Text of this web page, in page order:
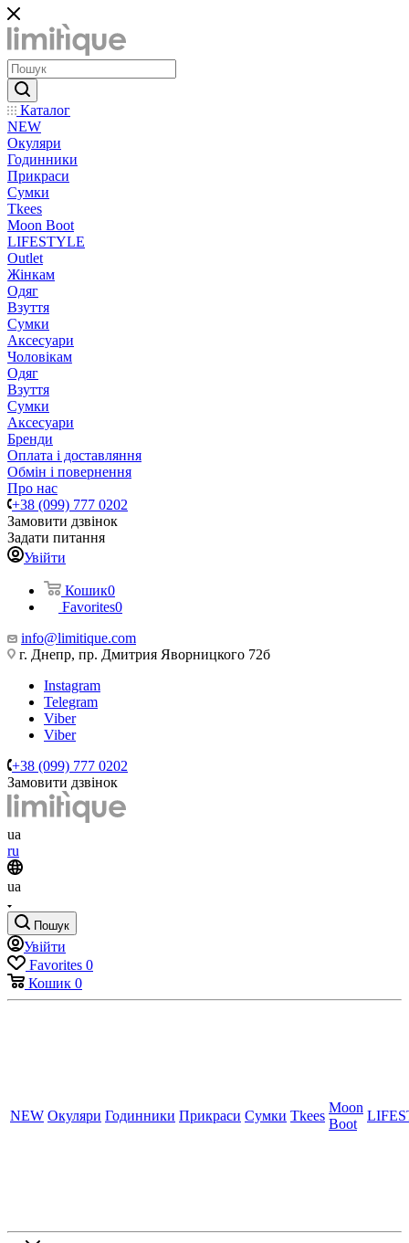
Каталог
NEW
Окуляри
Годинники
Прикраси
Сумки
Tkees
Moon Boot
LIFESTYLE
Outlet
Жінкам
Одяг
Взуття
Сумки
Аксесуари
Чоловікам
Одяг
Взуття
Сумки
Аксесуари
Бренди
Оплата і доставляння
Обмін і повернення
Про нас
+38 (099) 777 0202
Замовити дзвінок
Задати питання
Увійти
Кошик0
Favorites0
info@limitique.com
г. Днепр, пр. Дмитрия Яворницкого 72б
Instagram
Telegram
Viber
Viber
+38 (099) 777 0202
Замовити дзвінок
ua
ru
ua
Пошук
Увійти
Favorites 0
Кошик 0
NEW Окуляри Годинники Прикраси Сумки Tkees
Moon
Boot